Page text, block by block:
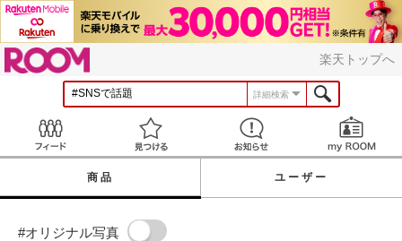
楽天トップへ
詳細検索
見つける お知らせ
商品 ユーザー
#オリジナル写真